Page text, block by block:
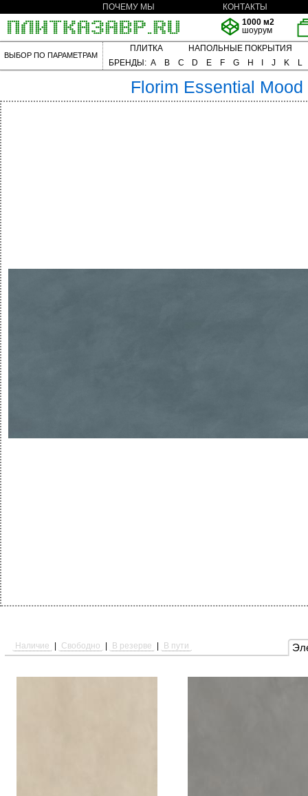
ПОЧЕМУ МЫ
КОНТАКТЫ
1000 м2
шоурум
ВЫБОР ПО ПАРАМЕТРАМ
ПЛИТКА
НАПОЛЬНЫЕ ПОКРЫТИЯ
БРЕНДЫ: A B C D E F G H J K L
Florim Essential Mood
Наличие Свободно В резерве В пути